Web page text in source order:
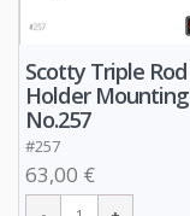
Scotty Triple Rod
Holder Mounting
No.257
#257
63,00 €